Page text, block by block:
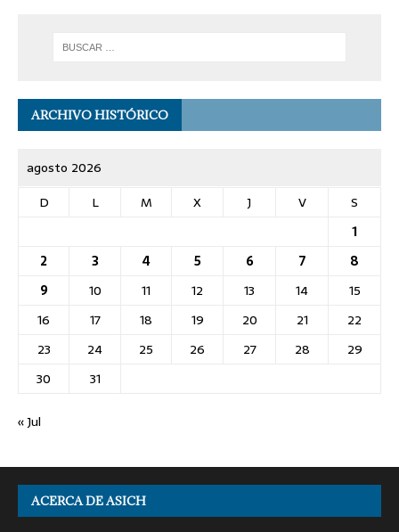
ARCHIVO HISTÓRICO
agosto 2026
D
L M X J V
S
1
2
3 4 5 6 7
8
9
10 11 12 13 14
15
16
17 18 19 20 21
22
23
24 25 26 27 28
29
30
31
« Jul
ACERCA DE ASICH